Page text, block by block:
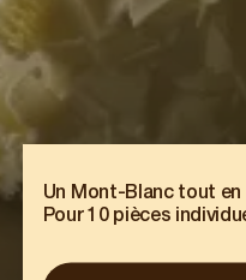
Un Mont-Blanc tout
Pour 10 pièces